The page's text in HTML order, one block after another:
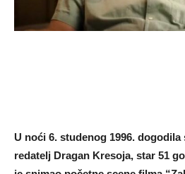
U noći 6. studenog 1996. dogodila
redatelj Dragan Kresoja, star 51